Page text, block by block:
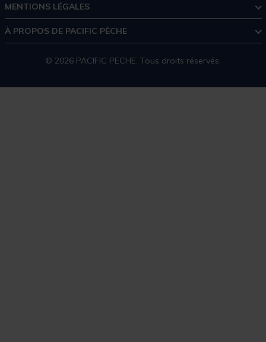
MENTIONS LÉGALES
À PROPOS DE PACIFIC PÊCHE
© 2026 PACIFIC PECHE. Tous droits réservés.